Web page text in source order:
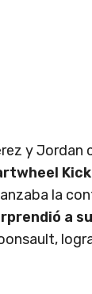
y Jordan
la
a